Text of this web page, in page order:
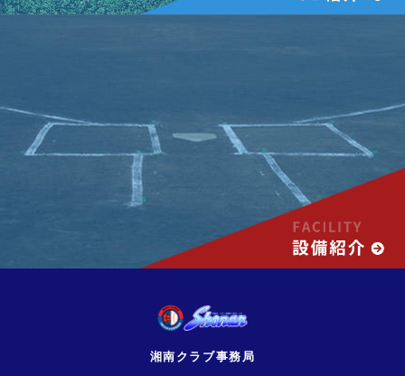
湘南クラブ事務局